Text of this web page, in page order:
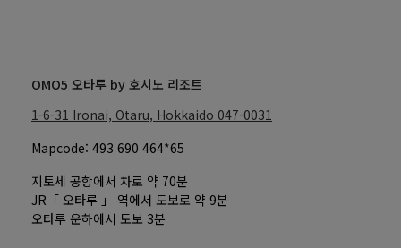
OMO5 오타루 by 호시노 리조트
1-6-31 Ironai, Otaru, Hokkaido 047-0031
Mapcode: 493 690 464*65
지토세 공항에서 차로 약 70분
JR「 오타루 」 역에서 도보로 약 9분
오타루 운하에서 도보 3분